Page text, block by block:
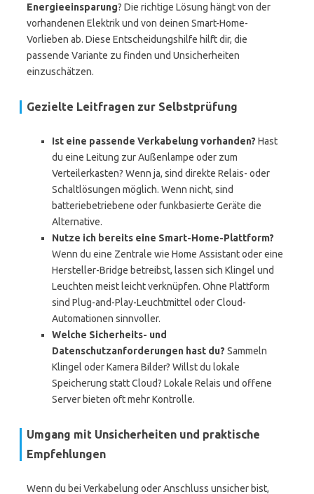
Energieeinsparung? Die richtige Lösung hängt von der
vorhandenen Elektrik und von deinen Smart-Home-
Vorlieben ab. Diese Entscheidungshilfe hilft dir, die
passende Variante zu finden und Unsicherheiten
einzuschätzen.
Gezielte Leitfragen zur Selbstprüfung
Ist eine passende Verkabelung vorhanden? Hast
du eine Leitung zur Außenlampe oder zum
Verteilerkasten? Wenn ja, sind direkte Relais- oder
Schaltlösungen möglich. Wenn nicht, sind
batteriebetriebene oder funkbasierte Geräte die
Alternative.
Nutze ich bereits eine Smart-Home-Plattform?
Wenn du eine Zentrale wie Home Assistant oder eine
Hersteller-Bridge betreibst, lassen sich Klingel und
Leuchten meist leicht verknüpfen. Ohne Plattform
sind Plug-and-Play-Leuchtmittel oder Cloud-
Automationen sinnvoller.
Welche Sicherheits- und
Datenschutzanforderungen hast du? Sammeln
Klingel oder Kamera Bilder? Willst du lokale
Speicherung statt Cloud? Lokale Relais und offene
Server bieten oft mehr Kontrolle.
Umgang mit Unsicherheiten und praktische
Empfehlungen
Wenn du bei Verkabelung oder Anschluss unsicher bist,